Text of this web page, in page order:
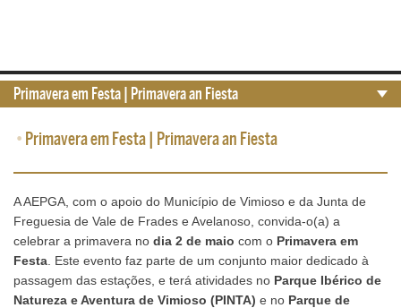
• Primavera em Festa | Primavera an Fiesta
A AEPGA, com o apoio do Município de Vimioso e da Junta de
Freguesia de Vale de Frades e Avelanoso, convida-o(a) a
celebrar a primavera no dia 2 de maio com o Primavera em
Festa . Este evento faz parte de um conjunto maior dedicado à
passagem das estações, e terá atividades no Parque Ibérico de
Natureza e Aventura de Vimioso (PINTA) e no Parque de
Primavera em Festa | Primavera an Fiesta